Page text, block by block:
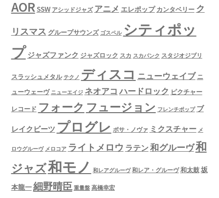
AORSSW アシッドジャズ アニメ エレポップ カンタベリー ク
リスマス グループサウンズ ゴスペル シティポッ
プ ジャズファンク ジャズロック スカ スカパンク スタジオジブリ
スラッシュメタル テクノ ディスコ ニューウェイブ ニ
ューウェーヴ ニューエイジ ネオアコ ハードロック ピクチャー
レコード フォーク フュージョン フレンチポップ ブ
レイクビーツ プログレ ボサ・ノヴァ ミクスチャー メ
ロウグルーヴ メロコア ライトメロウ ラテン 和グルーヴ和
ジャズ和モノ 和レアグルーヴ 和レア・グルーヴ 和太鼓坂
本龍一細野晴臣 重量盤 高橋幸宏